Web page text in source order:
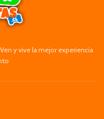
y vive la mejor experiencia